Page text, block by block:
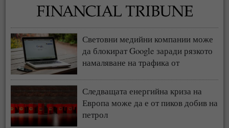
Световни медийни компании може
да блокират Google заради рязкото
намаляване на трафика от
Следващата енергийна криза на
Европа може да е от пиков добив на
петрол